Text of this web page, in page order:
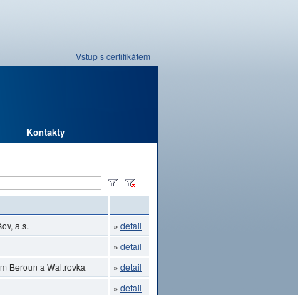
Vstup s certifikátem
Kontakty
a.s. » detail
» detail
Beroun a Waltrovka » detail
» detail